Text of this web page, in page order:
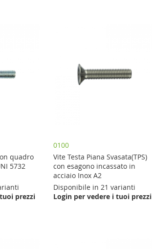
quadro
5732
prezzi
0100
Vite Testa Piana Svasata(TPS)
con esagono incassato in
acciaio Inox A2
Disponibile in 21 varianti
Login per vedere i tuoi prezzi